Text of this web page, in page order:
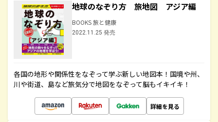
地球のなぞり方 旅地図 アジア編
BOOKS 旅と健康
2022.11.25 発売
各国の地形や関係性をなぞって学ぶ新しい地図本！国境や州、
川や街道、島など旅気分で地図をなぞって脳もイキイキ！
詳細を見る